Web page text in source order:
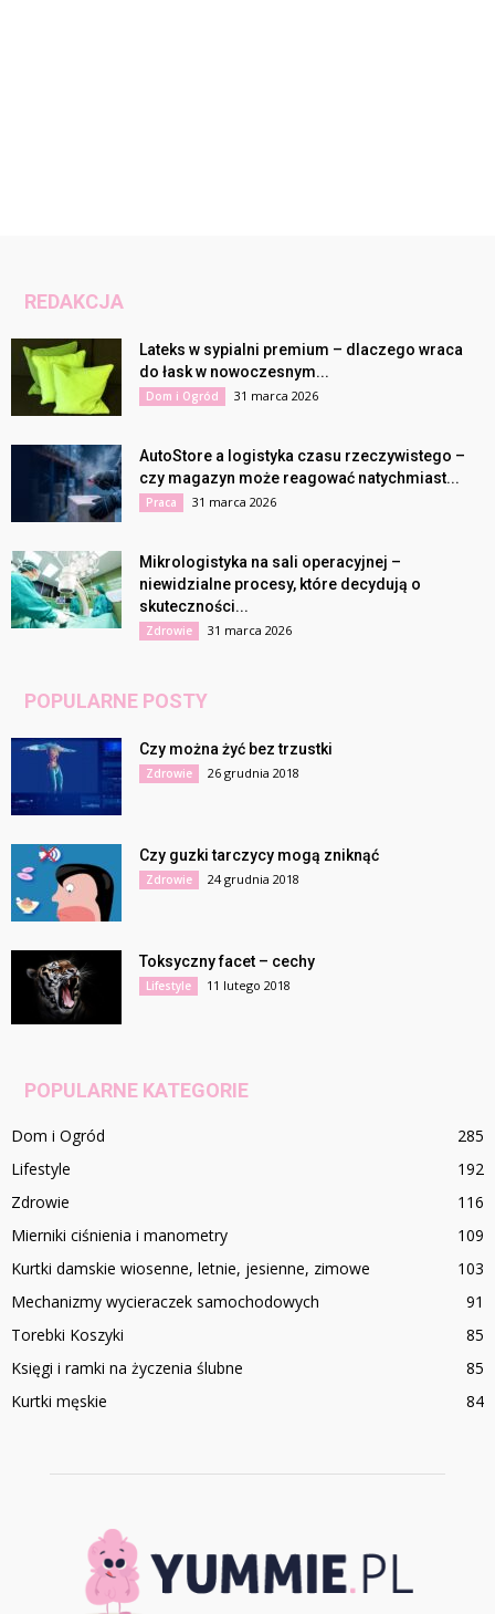
REDAKCJA
Lateks w sypialni premium – dlaczego wraca
do łask w nowoczesnym...
Dom i Ogród 31 marca 2026
AutoStore a logistyka czasu rzeczywistego –
czy magazyn może reagować natychmiast...
Praca 31 marca 2026
Mikrologistyka na sali operacyjnej –
niewidzialne procesy, które decydują o
skuteczności...
Zdrowie 31 marca 2026
POPULARNE POSTY
Czy można żyć bez trzustki
Zdrowie 26 grudnia 2018
Czy guzki tarczycy mogą zniknąć
Zdrowie 24 grudnia 2018
Toksyczny facet – cechy
Lifestyle 11 lutego 2018
POPULARNE KATEGORIE
Dom i Ogród
285
Lifestyle
192
Zdrowie
116
Mierniki ciśnienia i manometry
109
Kurtki damskie wiosenne, letnie, jesienne, zimowe
103
Mechanizmy wycieraczek samochodowych
91
Torebki Koszyki
85
Księgi i ramki na życzenia ślubne
85
Kurtki męskie
84